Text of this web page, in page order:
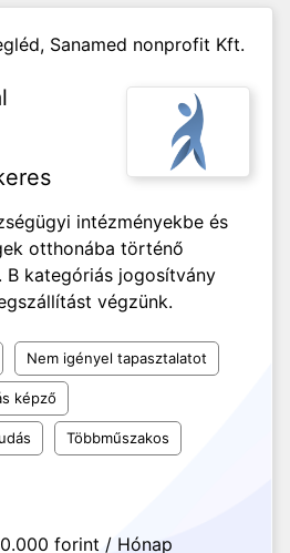
Sanamed nonprofit Kft.
intézményekbe és
otthonába történő
B kategóriás jogosítvány
végzünk.
Nem igényel tapasztalatot
képző
Többműszakos
forint / Hónap